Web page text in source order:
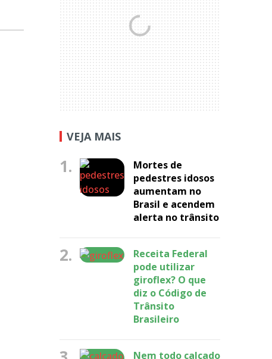
VEJA MAIS
1.
Mortes de
pedestres idosos
aumentam no
Brasil e acendem
alerta no trânsito
2.
Receita Federal
pode utilizar
giroflex? O que
diz o Código de
Trânsito
Brasileiro
Nem todo calçado